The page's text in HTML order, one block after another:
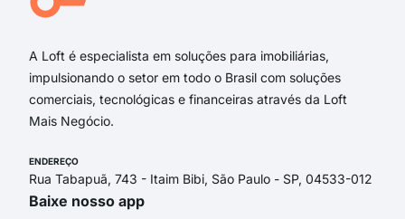
A Loft é especialista em soluções para imobiliárias,
impulsionando o setor em todo o Brasil com soluções
comerciais, tecnológicas e financeiras através da Loft
Mais Negócio.
ENDEREÇO
Rua Tabapuã, 743 - Itaim Bibi, São Paulo - SP, 04533-012
Baixe nosso app